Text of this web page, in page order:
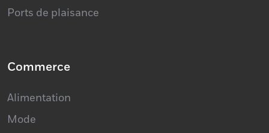
Ports de plaisance
Commerce
Alimentation
Mode